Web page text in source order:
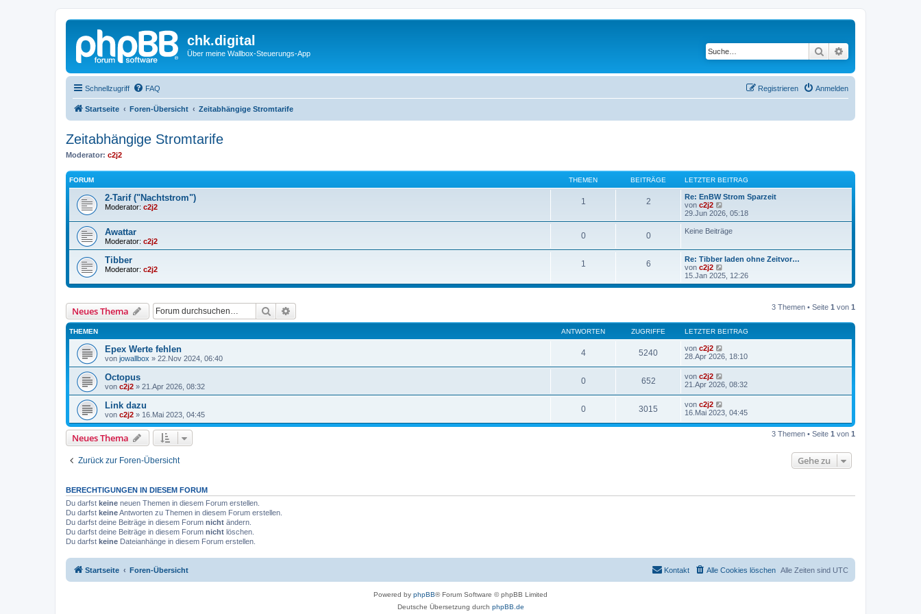
chk.digital
Über meine Wallbox-Steuerungs-App Suche
Schnellzugriff FAQ Anmelden
Registrieren
Startseite Foren-Übersicht Zeitabhängige Stromtarife
Zeitabhängige Stromtarife
Moderator: c2j2
FORUM THEMEN BEITRÄGE LETZTER BEITRAG
2-Tarif ("Nachtstrom")
Moderator: c2j2
1 2
Re: EnBW Strom Sparzeit
von c2j2
e
u
e
s
e
r
e
i
29.Jun 2026, 05:18
Awattar
Moderator: c2j2
0 0 Keine Beiträge
Tibber
Moderator: c2j2
1 6
Re: Tibber laden ohne Zeitvor…
von c2j2
e
u
r
B
e
t
r
g
15.Jan 2025, 12:26
Neues Thema Suche 3 Themen • Seite 1 von 1
THEMEN ANTWORTEN ZUGRIFFE LETZTER BEITRAG
Epex Werte fehlen
von jowallbox » 22.Nov 2024, 06:40
4 5240 von c2j2
28.Apr 2026, 18:10
Octopus
von c2j2 » 21.Apr 2026, 08:32
0 652 von c2j2
21.Apr 2026, 08:32
Link dazu
von c2j2 » 16.Mai 2023, 04:45
0 3015 von c2j2
16.Mai 2023, 04:45
Neues Thema 3 Themen • Seite 1 von 1
Zurück zur Foren-Übersicht Gehe zu
BERECHTIGUNGEN IN DIESEM FORUM
Du darfst keine neuen Themen in diesem Forum erstellen.
Du darfst keineAntworten zu Themen in diesem Forum erstellen.
Du darfst deine Beiträge in diesem Forum nicht ändern.
Du darfst deine Beiträge in diesem Forum nicht löschen.
Du darfst keine Dateianhänge in diesem Forum erstellen.
Startseite Foren-Übersicht Alle Zeiten sind UTC
Alle Cookies löschen
Kontakt
Powered by phpBB® Forum Software © phpBB Limited
Deutsche Übersetzung durch phpBB.de